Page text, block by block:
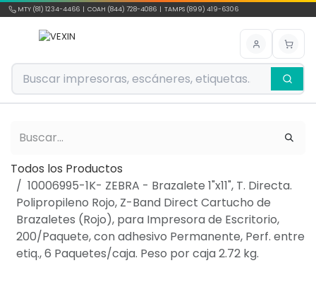
Ir al contenido
MTY (81) 1234-4466 | COAH (844) 728-4086 | TAMPS (899) 419-6306
Todos los Productos
10006995-1K- ZEBRA - Brazalete 1"x11", T. Directa.
Polipropileno Rojo, Z-Band Direct Cartucho de
Brazaletes (Rojo), para Impresora de Escritorio,
200/Paquete, con adhesivo Permanente, Perf. entre
etiq., 6 Paquetes/caja. Peso por caja 2.72 kg.